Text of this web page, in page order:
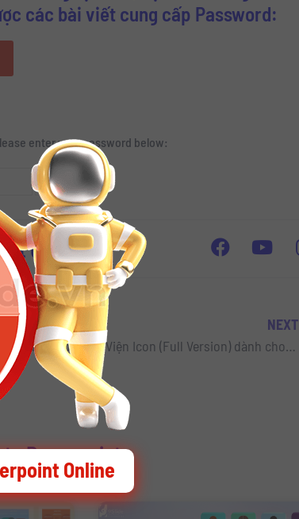
các bài viết cung cấp Password:
enter your password below:
đẹp
NEXT
9Slide | Chia sẻ bộ Thư Viện Icon (Full Version) dành cho Powerpoint
Powerpoint
Online